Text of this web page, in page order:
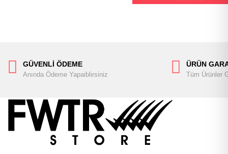
GÜVENLİ ÖDEME
Anında Ödeme Yapaiblirsiniz
ÜRÜN
Tüm Ürünler